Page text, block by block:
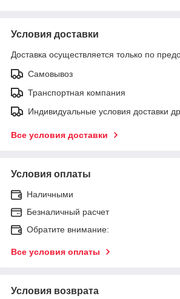
Условия доставки
Доставка осуществляется только по
Самовывоз
Транспортная компания
Индивидуальные условия доставки
Все условия доставки
Условия оплаты
Наличными
Безналичный расчет
Обратите внимание:
Все условия оплаты
Условия возврата